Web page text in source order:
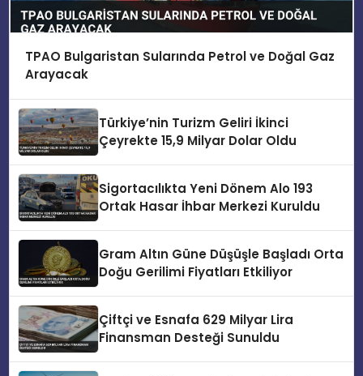
TPAO Bulgaristan Sularında Petrol ve Doğal Gaz
Arayacak
Türkiye’nin Turizm Geliri İkinci
Çeyrekte 15,9 Milyar Dolar Oldu
Sigortacılıkta Yeni Dönem Alo 193
Ortak Hasar İhbar Merkezi Kuruldu
Gram Altın Güne Düşüşle Başladı Orta
Doğu Gerilimi Fiyatları Etkiliyor
Çiftçi ve Esnafa 629 Milyar Lira
Finansman Desteği Sunuldu